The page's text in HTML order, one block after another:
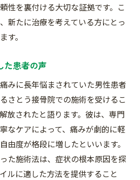
性を裏付ける大切な証拠です。こ
新たに治療を考えている方にとっ
す。
た患者の声
みに長年悩まされていた男性患者
さとう接骨院での施術を受けるこ
放されたと語ります。彼は、専門
なケアによって、痛みが劇的に軽
由度が格段に増したといいます。
た施術法は、症状の根本原因を探
ルに適した方法を提供すること